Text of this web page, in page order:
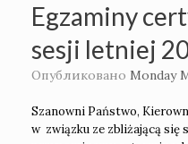
Egzaminy
sesji letniej
Опубликовано Monday
Szanowni Państwo,
w związku ze zbliżającą się